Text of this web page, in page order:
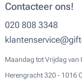
Contacteer ons!
020 808 3348
Maandag tot Vrijdag van
Herengracht 320 - 1016